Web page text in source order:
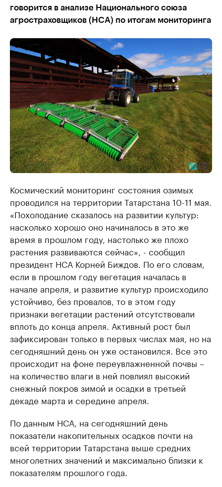
говорится в анализе Национального союза
агростраховщиков (НСА) по итогам мониторинга
Космический мониторинг состояния озимых
проводился на территории Татарстана 10-11 мая.
«Похолодание сказалось на развитии культур:
насколько хорошо оно начиналось в это же
время в прошлом году, настолько же плохо
растения развиваются сейчас», - сообщил
президент НСА Корней Биждов. По его словам,
если в прошлом году вегетация началась в
начале апреля, и развитие культур происходило
устойчиво, без провалов, то в этом году
признаки вегетации растений отсутствовали
вплоть до конца апреля. Активный рост был
зафиксирован только в первых числах мая, но на
сегодняшний день он уже остановился. Все это
происходит на фоне переувлажненной почвы –
на количество влаги в ней повлиял высокий
снежный покров зимой и осадки в третьей
декаде марта и середине апреля.
По данным НСА, на сегодняшний день
показатели накопительных осадков почти на
всей территории Татарстана выше средних
многолетних значений и максимально близки к
показателям прошлого года.